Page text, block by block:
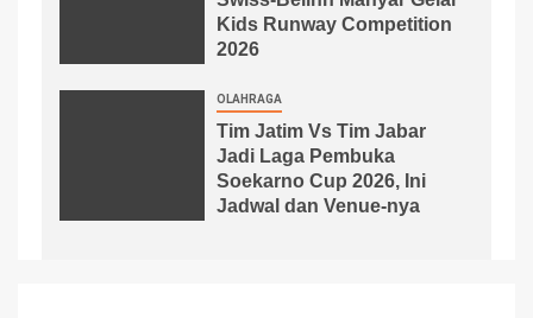
Kids Runway Competition
2026
OLAHRAGA
Tim Jatim Vs Tim Jabar
Jadi Laga Pembuka
Soekarno Cup 2026, Ini
Jadwal dan Venue-nya